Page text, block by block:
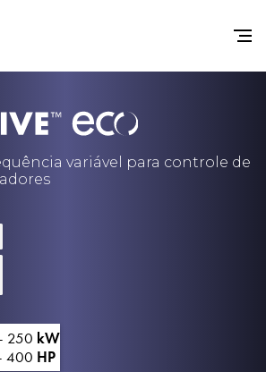
variável para controle de
250 kW
400 HP
Início
Inversores de frequência